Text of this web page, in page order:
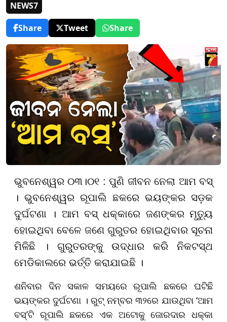
NEWS7
Share
Tweet Share
ଭୁବନେଶ୍ୱର ୦୩।୦୧ : ପୁଣି ଜୀବନ ନେଲା ଆମ ବସ୍
। ଭୁବନେଶ୍ୱର ରୂପାଲି ଛକରେ ଭୟଙ୍କର ସଡ଼କ
ଦୁର୍ଘଟଣା । ଆମ ବସ୍ ଧକ୍କାରେ ଜଣଙ୍କର ମୃତ୍ୟୁ
ହୋଇଥିବା ବେଳେ ଜଣେ ଗୁରୁତର ହୋଇଥିବାର ସୂଚନା
ମିଳିଛି । ଗୁରୁତରଙ୍କୁ ଉଦ୍ଧାର କରି ନିକଟସ୍ଥ
ମେଡିକାଲରେ ଭର୍ତ୍ତି କରାଯାଇଛି ।
ଶନିବାର ଦିନ ସକାଳ ସମୟରେ ରୂପାଲି ଛକରେ ଘଟିଛି
ଭୟଙ୍କର ଦୁର୍ଘଟଣା । ରୁଟ୍‌ ନମ୍ବର ୩୨ରେ ଯାଉଥିବା ‘ଆମ
ବସ୍‌’ଟି ରୂପାଲି ଛକରେ ଏକ ଅଟୋକୁ ଜୋରଦାର ଧକ୍କା